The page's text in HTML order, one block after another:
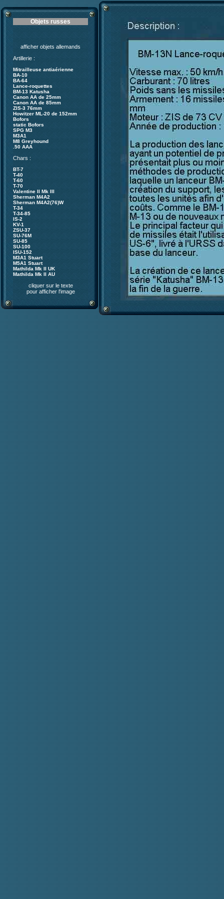
Objets russes
afficher objets allemands
Artillerie :
Mitrailleuse antiaérienne
BA-10
BA-64
Lance-roquettes
BM-13 Katusha
Canon AA de 25mm
Canon AA de 85mm
ZIS-3 76mm
Howitzer ML-20 de 152mm
Bofors
static Bofors
SPG M3
M3A1
M8 Greyhound
.50 AAA
Chars :
BT-7
T-40
T-60
T-70
Valentine II Mk III
Sherman M4A2
Sherman M4A2(76)W
T-34
T-34-85
IS-2
KV-1
ZSU-37
SU-76M
SU-85
SU-100
ISU-152
M3A1 Stuart
M5A1 Stuart
Mathilda Mk II UK
Mathilda Mk II AU
cliquer sur le texte
pour afficher l'image